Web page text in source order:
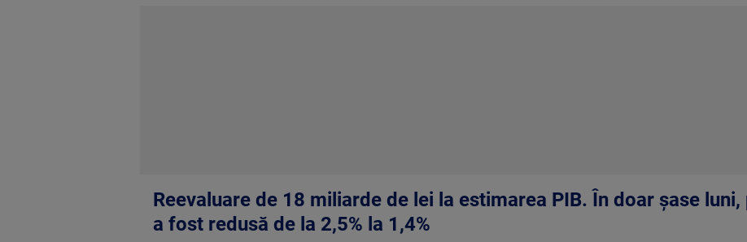
Reevaluare de 18 miliarde de lei la estimarea PIB. În doar șase
a fost redusă de la 2,5% la 1,4%